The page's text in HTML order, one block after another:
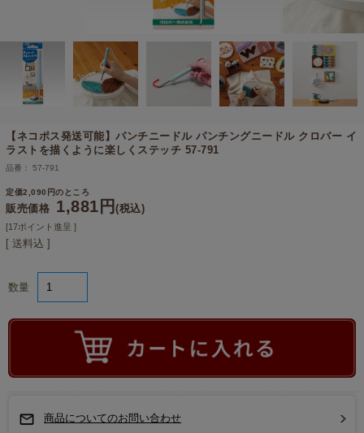
【ネコポス発送可能】パンチニードル パンチングニードル クロバー イ
ラストを描くように楽しくステッチ 57-791
品番： 57-791
定価2,090円のところ
販売価格 1,881円(税込)
[17ポイント進呈 ]
[ 送料込 ]
数量
商品についてのお問い合わせ